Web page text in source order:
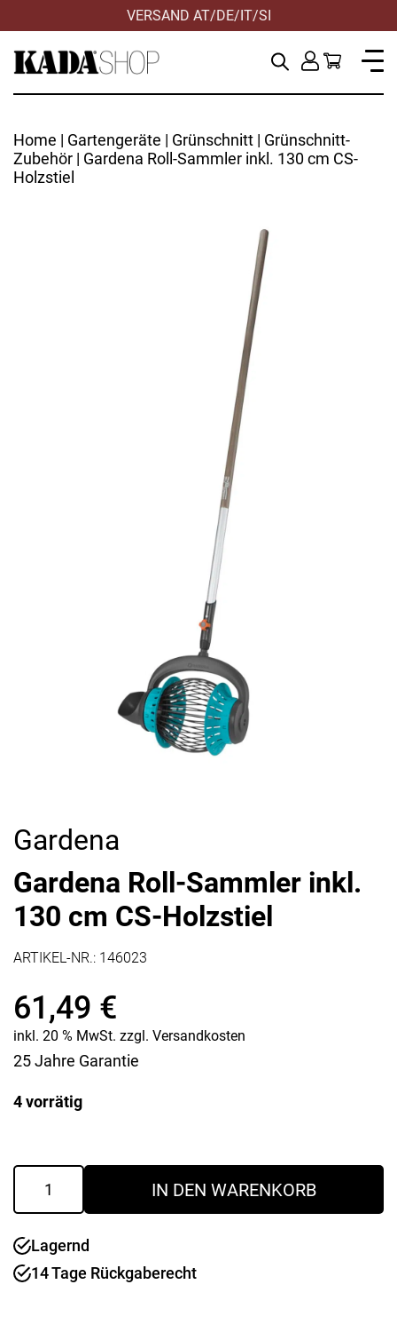
VERSAND AT/DE/IT/SI
Home | Gartengeräte | Grünschnitt | Grünschnitt-
Zubehör | Gardena Roll-Sammler inkl. 130 cm CS-
Holzstiel
Gardena
Gardena Roll-Sammler inkl.
130 cm CS-Holzstiel
ARTIKEL-NR.: 146023
61,49 €
inkl. 20 % MwSt. zzgl. Versandkosten
25 Jahre Garantie
4 vorrätig
Gardena
Sammler
130
cm
CS-
IN DEN WARENKORB
Lagernd
14 Tage Rückgaberecht